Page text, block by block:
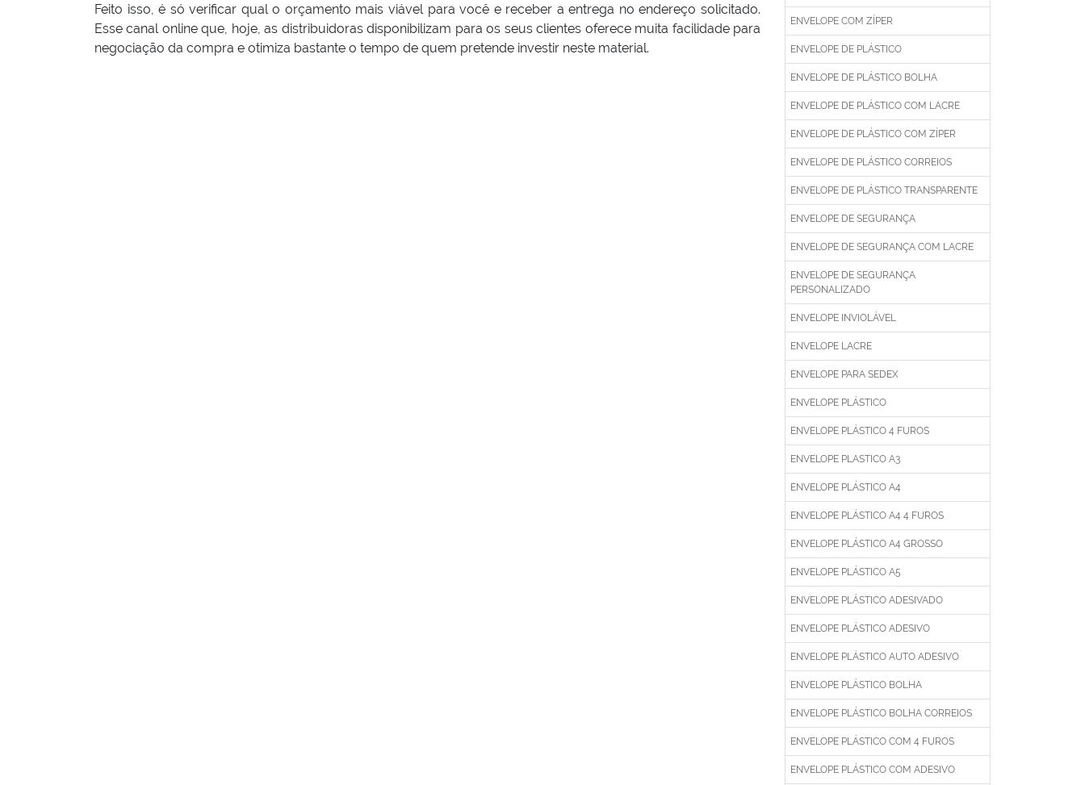
Feito isso, é só verificar qual o orçamento mais viável para você e receber a entrega no endereço solicitado.
Esse canal online que, hoje, as distribuidoras disponibilizam para os seus clientes oferece muita facilidade para
negociação da compra e otimiza bastante o tempo de quem pretende investir neste material.
ENVELOPE COM ZÍPER
ENVELOPE DE PLÁSTICO
ENVELOPE DE PLÁSTICO BOLHA
ENVELOPE DE PLÁSTICO COM LACRE
ENVELOPE DE PLÁSTICO COM ZÍPER
ENVELOPE DE PLÁSTICO CORREIOS
ENVELOPE DE PLÁSTICO TRANSPARENTE
ENVELOPE DE SEGURANÇA
ENVELOPE DE SEGURANÇA COM LACRE
ENVELOPE DE SEGURANÇA
PERSONALIZADO
ENVELOPE INVIOLÁVEL
ENVELOPE LACRE
ENVELOPE PARA SEDEX
ENVELOPE PLÁSTICO
ENVELOPE PLÁSTICO 4 FUROS
ENVELOPE PLASTICO A3
ENVELOPE PLÁSTICO A4
ENVELOPE PLÁSTICO A4 4 FUROS
ENVELOPE PLÁSTICO A4 GROSSO
ENVELOPE PLÁSTICO A5
ENVELOPE PLÁSTICO ADESIVADO
ENVELOPE PLÁSTICO ADESIVO
ENVELOPE PLÁSTICO AUTO ADESIVO
ENVELOPE PLÁSTICO BOLHA
ENVELOPE PLÁSTICO BOLHA CORREIOS
ENVELOPE PLÁSTICO COM 4 FUROS
ENVELOPE PLÁSTICO COM ADESIVO